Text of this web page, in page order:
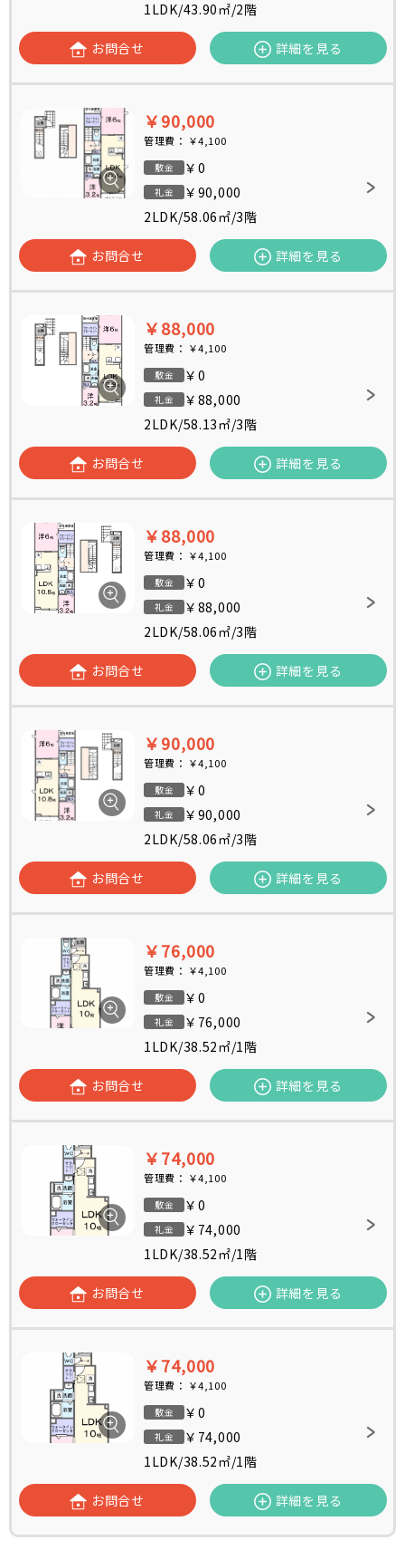
1LDK/43.90㎡/2階
お問合せ 詳細を見る
￥90,000
管理費： ￥4,100
敷金 ￥0
礼金
￥90,000
2LDK/58.06㎡/3階
お問合せ 詳細を見る
￥88,000
管理費： ￥4,100
敷金 ￥0
礼金
￥88,000
2LDK/58.13㎡/3階
お問合せ 詳細を見る
￥88,000
管理費： ￥4,100
敷金 ￥0
礼金
￥88,000
2LDK/58.06㎡/3階
お問合せ 詳細を見る
￥90,000
管理費： ￥4,100
敷金 ￥0
礼金
￥90,000
2LDK/58.06㎡/3階
お問合せ 詳細を見る
￥76,000
管理費： ￥4,100
敷金 ￥0
礼金
￥76,000
1LDK/38.52㎡/1階
お問合せ 詳細を見る
￥74,000
管理費： ￥4,100
敷金 ￥0
礼金
￥74,000
1LDK/38.52㎡/1階
お問合せ 詳細を見る
￥74,000
管理費： ￥4,100
敷金 ￥0
礼金
￥74,000
1LDK/38.52㎡/1階
お問合せ 詳細を見る